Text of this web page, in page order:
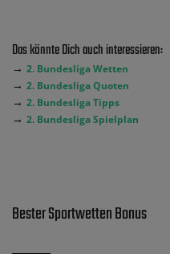
Das könnte Dich auch interessieren:
→ 2. Bundesliga Wetten
→ 2. Bundesliga Quoten
→ 2. Bundesliga Tipps
→ 2. Bundesliga Spielplan
Bester Sportwetten Bonus